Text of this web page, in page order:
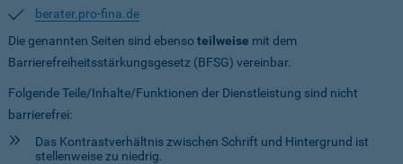
berater.pro-fina.de
Die genannten Seiten sind ebensoteilweise mit dem
Barrierefreiheitsstärkungsgesetz (BFSG) vereinbar.
Folgende Teile/Inhalte/Funktionen der Dienstleistung sind nicht
barrierefrei:
Das Kontrastverhältnis zwischen Schrift und Hintergrund ist
stellenweise zu niedrig.